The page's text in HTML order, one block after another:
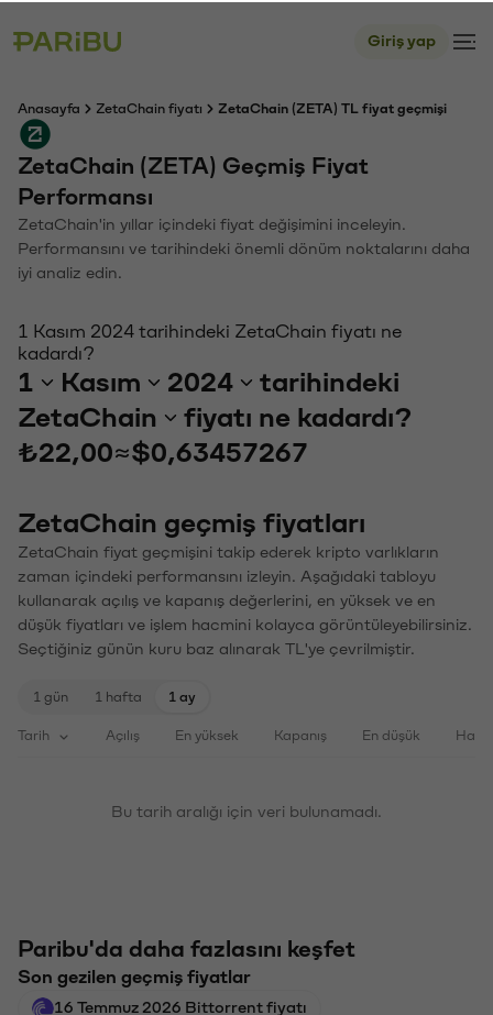
Giriş yap
Anasayfa ZetaChain fiyatı ZetaChain (ZETA) TL fiyat geçmişi
ZetaChain (ZETA) Geçmiş Fiyat
Performansı
ZetaChain'in yıllar içindeki fiyat değişimini inceleyin.
Performansını ve tarihindeki önemli dönüm noktalarını daha
iyi analiz edin.
1 Kasım 2024 tarihindeki ZetaChain fiyatı ne
kadardı?
1 Kasım 2024
tarihindeki
ZetaChain
fiyatı ne kadardı?
₺22,00≈$0,63457267
ZetaChain geçmiş fiyatları
ZetaChain fiyat geçmişini takip ederek kripto varlıkların
zaman içindeki performansını izleyin. Aşağıdaki tabloyu
kullanarak açılış ve kapanış değerlerini, en yüksek ve en
düşük fiyatları ve işlem hacmini kolayca görüntüleyebilirsiniz.
Seçtiğiniz günün kuru baz alınarak TL'ye çevrilmiştir.
1 gün 1 hafta 1 ay
Tarih Açılış En yüksek Kapanış En düşük
Bu tarih aralığı için veri bulunamadı.
Paribu'da daha fazlasını keşfet
Son gezilen geçmiş fiyatlar
16 Temmuz 2026 Bittorrent fiyatı